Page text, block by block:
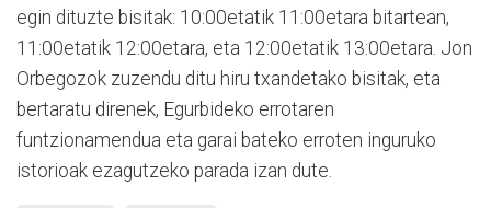
egin dituzte bisitak: 10:00etatik 11:00etara bitartean,
11:00etatik 12:00etara, eta 12:00etatik 13:00etara. Jon
Orbegozok zuzendu ditu hiru txandetako bisitak, eta
bertaratu direnek, Egurbideko errotaren
funtzionamendua eta garai bateko erroten inguruko
istorioak ezagutzeko parada izan dute.